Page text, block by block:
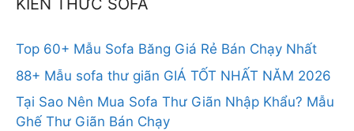
KIẾN THỨC SOFA
Top 60+ Mẫu Sofa Băng Giá Rẻ Bán Chạy Nhất
88+ Mẫu sofa thư giãn GIÁ TỐT NHẤT NĂM 2026
Tại Sao Nên Mua Sofa Thư Giãn Nhập Khẩu? Mẫu
Ghế Thư Giãn Bán Chạy